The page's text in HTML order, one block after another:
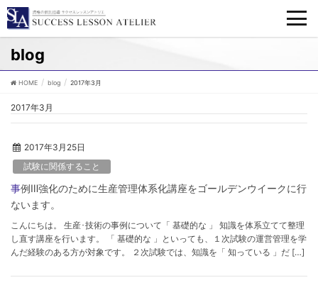
blog
HOME blog 2017年3月
2017年3月
2017年3月25日
試験に関係すること
事例Ⅲ強化のために生産管理体系化講座をゴールデンウイークに行
ないます。
こんにちは。 生産･技術の事例について「 基礎的な 」 知識を体系立てて整理
し直す講座を行います。 「 基礎的な 」といっても、１次試験の運営管理を学
んだ経験のある方が対象です。 ２次試験では、知識を「 知っている 」だ […]